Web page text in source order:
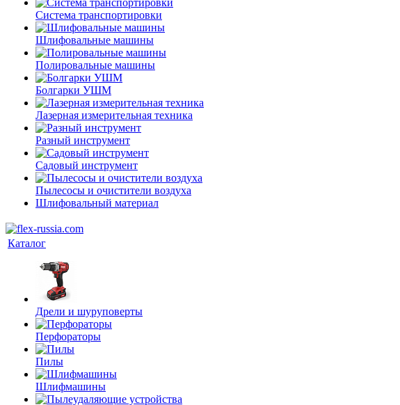
Система транспортировки
Шлифовальные машины
Полировальные машины
Болгарки УШМ
Лазерная измерительная техника
Разный инструмент
Садовый инструмент
Пылесосы и очистители воздуха
Шлифовальный материал
Каталог
Дрели и шуруповерты
Перфораторы
Пилы
Шлифмашины